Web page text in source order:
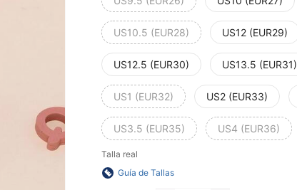
US10.5 (EUR28) US12 (EUR29)
US12.5 (EUR30) US13.5 (EUR31)
US1 (EUR32) US2 (EUR33)
US3.5 (EUR35) US4 (EUR36)
Talla real
Guía de Tallas